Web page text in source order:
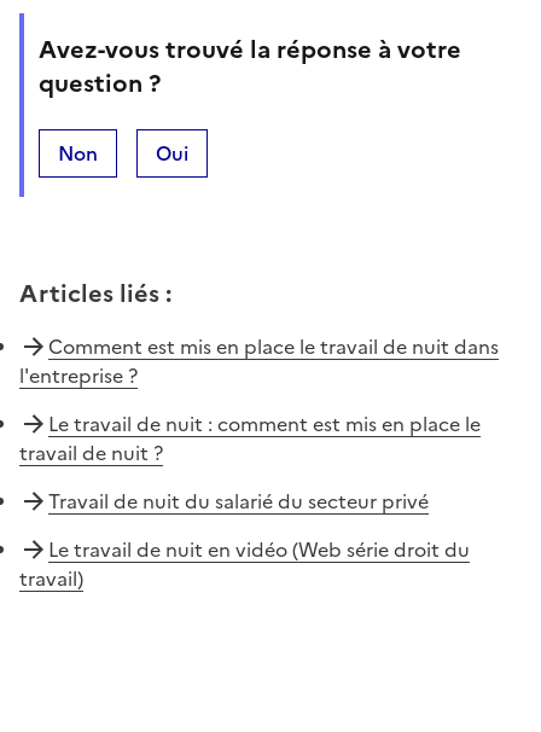
Avez-vous trouvé la réponse à votre
question ?
Non Oui
Articles liés :
Comment est mis en place le travail de nuit dans
l'entreprise ?
Le travail de nuit : comment est mis en place le
travail de nuit ?
Travail de nuit du salarié du secteur privé
Le travail de nuit en vidéo (Web série droit du
travail)